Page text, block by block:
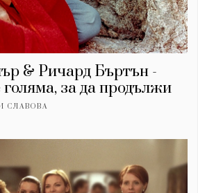
& Ричард Бъртън -
за да продължи
СЛАВОВА